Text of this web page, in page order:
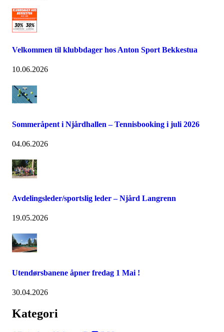
Velkommen til klubbdager hos Anton Sport Bekkestua
10.06.2026
Sommeråpent i Njårdhallen – Tennisbooking i juli 2026
04.06.2026
Avdelingsleder/sportslig leder – Njård Langrenn
19.05.2026
Utendørsbanene åpner fredag 1 Mai !
30.04.2026
Kategori